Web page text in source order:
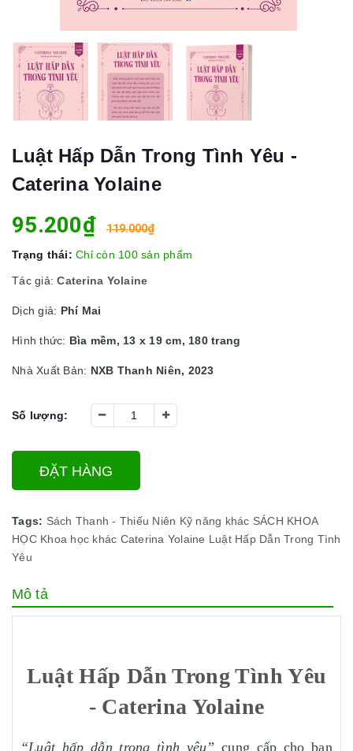
Luật Hấp Dẫn Trong Tình Yêu -
Caterina Yolaine
95.200₫ 119.000₫
Trạng thái: Chỉ còn 100 sản phẩm
Tác giả:Caterina Yolaine
Dịch giả: Phí Mai
Hình thức: Bìa mềm, 13 x 19 cm, 180 trang
Nhà Xuất Bản: NXB Thanh Niên, 2023
Số lượng:
ĐẶT HÀNG
Tags: Sách Thanh - Thiếu Niên Kỹ năng khác SÁCH KHOA
HỌC Khoa học khác Caterina Yolaine Luật Hấp Dẫn Trong Tình
Yêu
Mô tả
Luật Hấp Dẫn Trong Tình Yêu
- Caterina Yolaine
“Luật hấp dẫn trong tình yêu” cung cấp cho bạn